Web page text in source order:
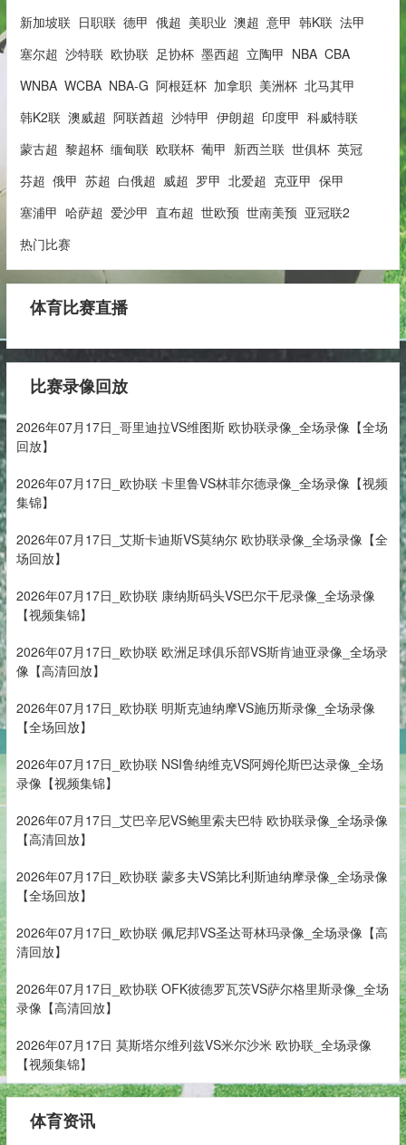
新加坡联 日职联 德甲 俄超 美职业 澳超 意甲 韩K联 法甲
塞尔超 沙特联 欧协联 足协杯 墨西超 立陶甲 NBA CBA
WNBA WCBA NBA-G 阿根廷杯 加拿职 美洲杯 北马其甲
韩K2联 澳威超 阿联酋超 沙特甲 伊朗超 印度甲 科威特联
蒙古超 黎超杯 缅甸联 欧联杯 葡甲 新西兰联 世俱杯 英冠
芬超 俄甲 苏超 白俄超 威超 罗甲 北爱超 克亚甲 保甲
塞浦甲 哈萨超 爱沙甲 直布超 世欧预 世南美预 亚冠联2
热门比赛
体育比赛直播
比赛录像回放
2026年07月17日_哥里迪拉VS维图斯 欧协联录像_全场录像【全场
回放】
2026年07月17日_欧协联 卡里鲁VS林菲尔德录像_全场录像【视频
集锦】
2026年07月17日_艾斯卡迪斯VS莫纳尔 欧协联录像_全场录像【全
场回放】
2026年07月17日_欧协联 康纳斯码头VS巴尔干尼录像_全场录像
【视频集锦】
2026年07月17日_欧协联 欧洲足球俱乐部VS斯肯迪亚录像_全场录
像【高清回放】
2026年07月17日_欧协联 明斯克迪纳摩VS施历斯录像_全场录像
【全场回放】
2026年07月17日_欧协联 NSI鲁纳维克VS阿姆伦斯巴达录像_全场
录像【视频集锦】
2026年07月17日_艾巴辛尼VS鲍里索夫巴特 欧协联录像_全场录像
【高清回放】
2026年07月17日_欧协联 蒙多夫VS第比利斯迪纳摩录像_全场录像
【全场回放】
2026年07月17日_欧协联 佩尼邦VS圣达哥林玛录像_全场录像【高
清回放】
2026年07月17日_欧协联 OFK彼德罗瓦茨VS萨尔格里斯录像_全场
录像【高清回放】
2026年07月17日 莫斯塔尔维列兹VS米尔沙米 欧协联_全场录像
【视频集锦】
体育资讯